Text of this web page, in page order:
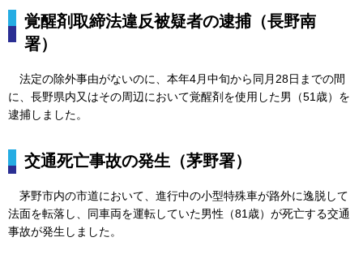
覚醒剤取締法違反被疑者の逮捕（長野南
署）
法定の除外事由がないのに、本年4月中旬から同月28日までの間
に、長野県内又はその周辺において覚醒剤を使用した男（51歳）を
逮捕しました。
交通死亡事故の発生（茅野署）
茅野市内の市道において、進行中の小型特殊車が路外に逸脱して
法面を転落し、同車両を運転していた男性（81歳）が死亡する交通
事故が発生しました。